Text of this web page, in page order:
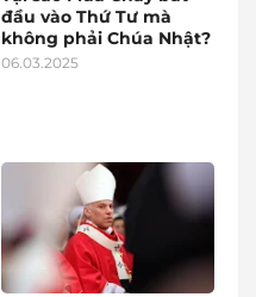
đầu vào Thứ Tư mà
không phải Chúa Nhật?
06.03.2025